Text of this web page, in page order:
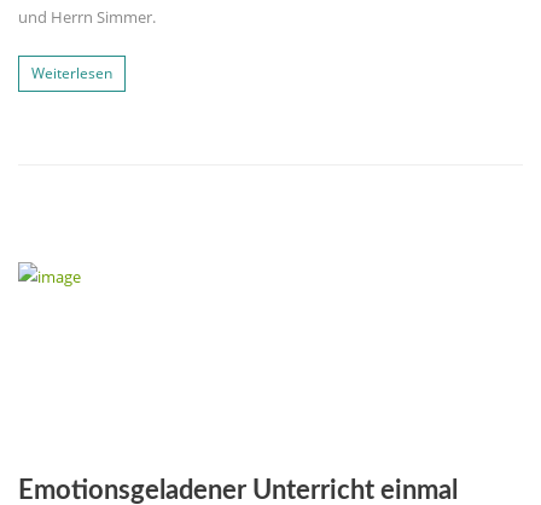
und Herrn Simmer.
Weiterlesen
Emotionsgeladener Unterricht einmal